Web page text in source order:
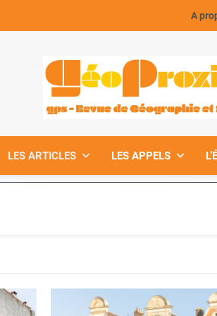
A
LES ARTICLES LES APPELS